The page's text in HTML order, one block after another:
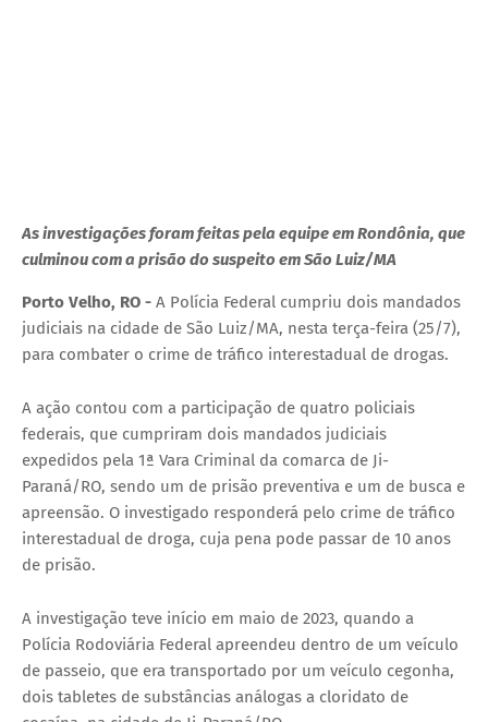
As investigações foram feitas pela equipe em Rondônia, que
culminou com a prisão do suspeito em São Luiz/MA
Porto Velho, RO - A Polícia Federal cumpriu dois mandados
judiciais na cidade de São Luiz/MA, nesta terça-feira (25/7),
para combater o crime de tráfico interestadual de drogas.
A ação contou com a participação de quatro policiais
federais, que cumpriram dois mandados judiciais
expedidos pela 1ª Vara Criminal da comarca de Ji-
Paraná/RO, sendo um de prisão preventiva e um de busca e
apreensão. O investigado responderá pelo crime de tráfico
interestadual de droga, cuja pena pode passar de 10 anos
de prisão.
A investigação teve início em maio de 2023, quando a
Polícia Rodoviária Federal apreendeu dentro de um veículo
de passeio, que era transportado por um veículo cegonha,
dois tabletes de substâncias análogas a cloridato de